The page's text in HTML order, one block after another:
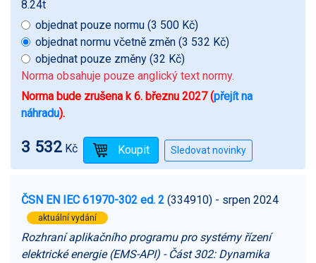
8.24t
objednat pouze normu (3 500 Kč)
objednat normu včetně změn (3 532 Kč)
objednat pouze změny (32 Kč)
Norma obsahuje pouze anglický text normy.
Norma bude zrušena k 6. březnu 2027 (přejít na
náhradu).
3 532 Kč
ČSN EN IEC 61970-302 ed. 2 (334910) - srpen 2024
aktuální vydání
Rozhraní aplikačního programu pro systémy řízení
elektrické energie (EMS-API) - Část 302: Dynamika